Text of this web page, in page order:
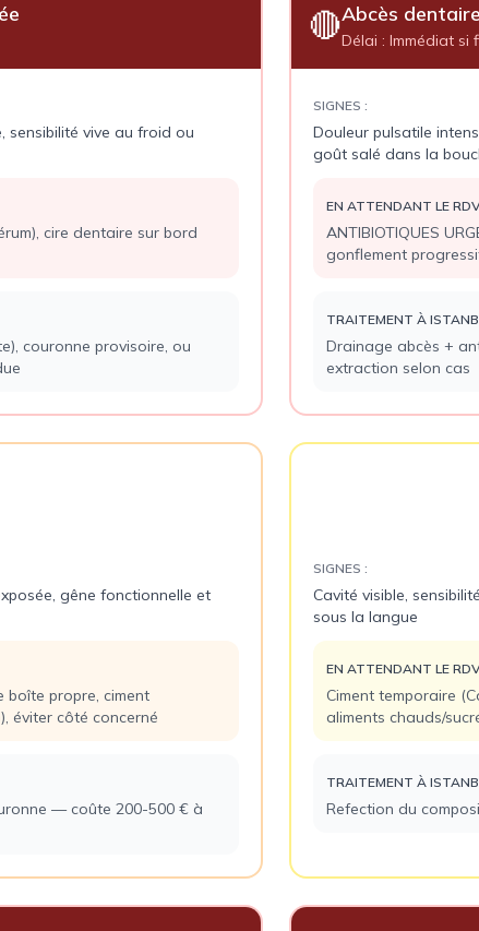
sensibilité vive au froid ou
cire dentaire sur bord
couronne provisoire, ou
🔴Abcès dentaire
Délai : Immédiat si
SIGNES :
Douleur pulsatile
goût salé dans la
EN ATTENDANT LE
ANTIBIOTIQUES
gonflement
TRAITEMENT À
Drainage abcès +
extraction selon cas
gêne fonctionnelle et
boîte propre, ciment
éviter côté concerné
— coûte 200-500 € à
SIGNES :
Cavité visible,
sous la langue
EN ATTENDANT LE
Ciment temporaire
aliments chauds/
TRAITEMENT À
Refection du